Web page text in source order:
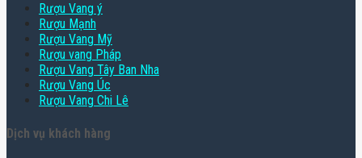
Rượu Vang ý
Rượu Mạnh
Rượu Vang Mỹ
Rượu vang Pháp
Rượu Vang Tây Ban Nha
Rượu Vang Úc
Rượu Vang Chi Lê
Dịch vụ khách hàng